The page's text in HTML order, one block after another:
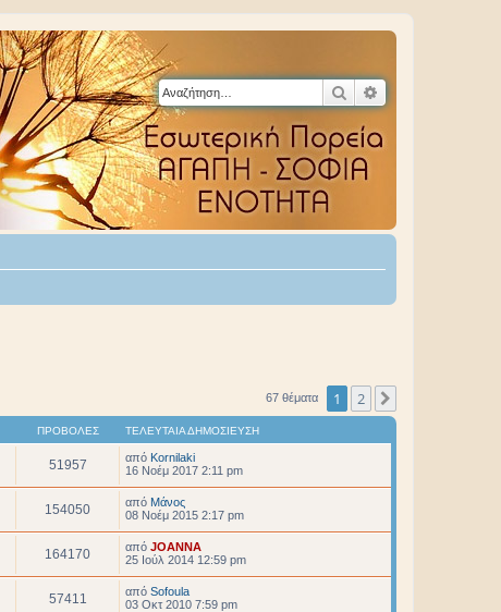
Αναζήτηση
67 θέματα 1 2
ΠΡΟΒΟΛΈΣ ΤΕΛΕΥΤΑΊΑ ΔΗΜΟΣΊΕΥΣΗ
51957 από Kornilaki
16 Νοέμ 2017 2:11 pm
154050 από Μάνος
08 Νοέμ 2015 2:17 pm
164170 από JOANNA
25 Ιούλ 2014 12:59 pm
57411 από Sofoula
03 Οκτ 2010 7:59 pm